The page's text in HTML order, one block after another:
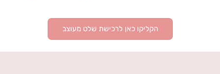
הקליקו כאן לרכישת שלט מעוצב